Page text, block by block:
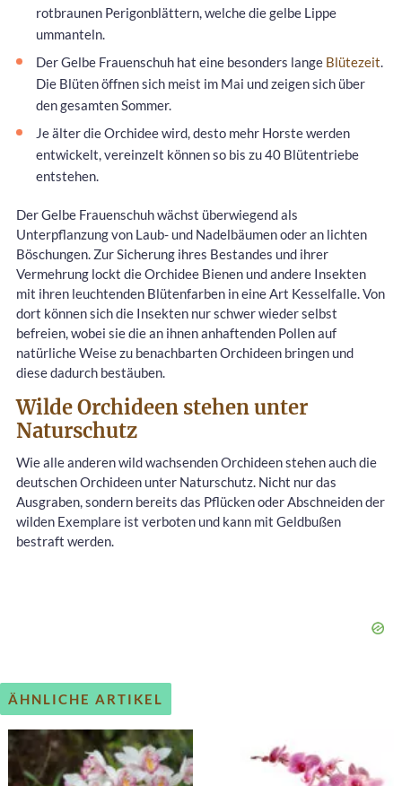
rotbraunen Perigonblättern, welche die gelbe Lippe
ummanteln.
Der Gelbe Frauenschuh hat eine besonders lange Blütezeit.
Die Blüten öffnen sich meist im Mai und zeigen sich über
den gesamten Sommer.
Je älter die Orchidee wird, desto mehr Horste werden
entwickelt, vereinzelt können so bis zu 40 Blütentriebe
entstehen.
Der Gelbe Frauenschuh wächst überwiegend als
Unterpflanzung von Laub- und Nadelbäumen oder an lichten
Böschungen. Zur Sicherung ihres Bestandes und ihrer
Vermehrung lockt die Orchidee Bienen und andere Insekten
mit ihren leuchtenden Blütenfarben in eine Art Kesselfalle. Von
dort können sich die Insekten nur schwer wieder selbst
befreien, wobei sie die an ihnen anhaftenden Pollen auf
natürliche Weise zu benachbarten Orchideen bringen und
diese dadurch bestäuben.
Wilde Orchideen stehen unter
Naturschutz
Wie alle anderen wild wachsenden Orchideen stehen auch die
deutschen Orchideen unter Naturschutz. Nicht nur das
Ausgraben, sondern bereits das Pflücken oder Abschneiden der
wilden Exemplare ist verboten und kann mit Geldbußen
bestraft werden.
ÄHNLICHE ARTIKEL